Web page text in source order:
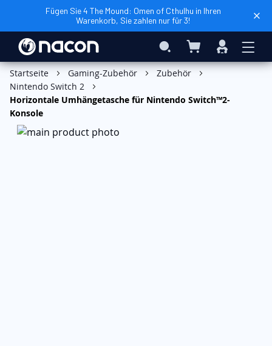
Fügen Sie 4 The Mound: Omen of Cthulhu in Ihren
Warenkorb, Sie zahlen nur für 3!
Search Mein Warenkorb
Anmelden
In den Warenkorb
Startseite Gaming-Zubehör
Zubehör
Nintendo Switch 2
Horizontale Umhängetasche für Nintendo Switch™2-
Konsole
Zum